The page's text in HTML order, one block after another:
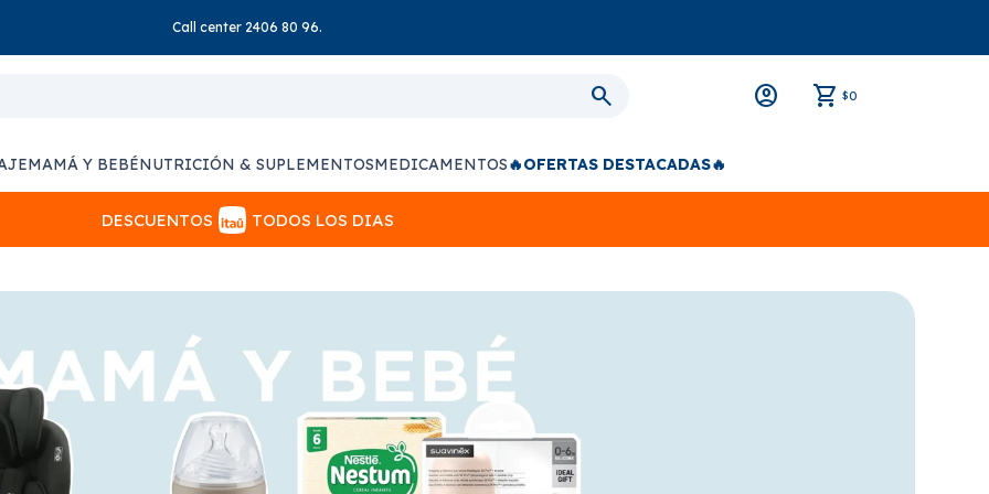
Call center 2406 80 96.
$0
MAMÁ Y BEBÉNUTRICIÓN & SUPLEMENTOSMEDICAMENTOS🔥OFERTAS DESTACADAS🔥
DESCUENTOS TODOS LOS DIAS